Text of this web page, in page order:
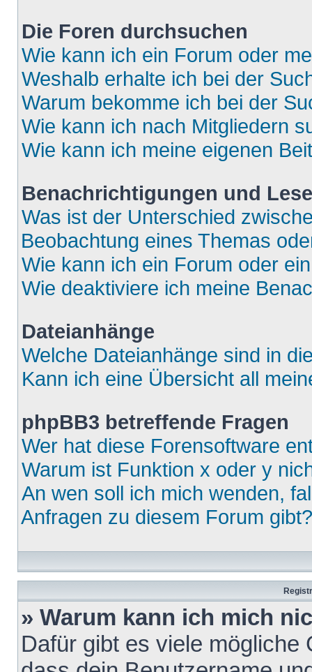
Die Foren durchsuchen
Wie kann ich ein Forum oder
Weshalb erhalte ich bei der
Warum bekomme ich bei der
Wie kann ich nach Mitgliedern
Wie kann ich meine eigenen
Benachrichtigungen und
Was ist der Unterschied
Beobachtung eines Themas
Wie kann ich ein Forum oder
Wie deaktiviere ich meine
Dateianhänge
Welche Dateianhänge sind in
Kann ich eine Übersicht all
phpBB3 betreffende Fragen
Wer hat diese Forensoftware
Warum ist Funktion x oder y
An wen soll ich mich wenden,
Anfragen zu diesem Forum gibt?
» Warum kann ich mich
Dafür gibt es viele